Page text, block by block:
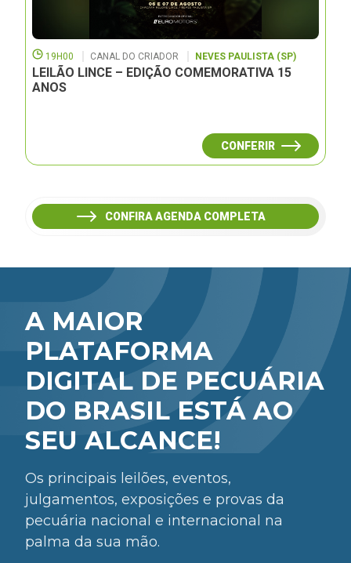
19H00 CANAL DO CRIADOR NEVES PAULISTA (SP)
LEILÃO LINCE – EDIÇÃO COMEMORATIVA 15
ANOS
CONFERIR
CONFIRA AGENDA COMPLETA
A MAIOR
PLATAFORMA
DIGITAL DE PECUÁRIA
DO BRASIL ESTÁ AO
SEU ALCANCE!
Os principais leilões, eventos,
julgamentos, exposições e provas da
pecuária nacional e internacional na
palma da sua mão.